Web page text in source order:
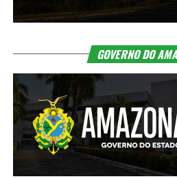
GOVERNO DO